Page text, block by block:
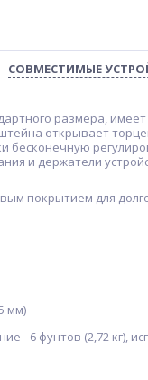
СОВМЕСТИМЫЕ
размера,
открывает
бесконечную
и держатели
покрытием для
мм)
- 6 фунтов (2,72 кг),